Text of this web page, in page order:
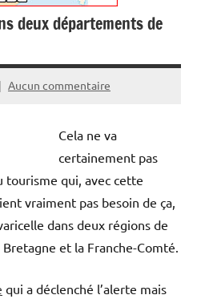
deux départements de
Aucun commentaire
Cela ne va
certainement pas
tourisme qui, avec cette
vraiment pas besoin de ça,
dans deux régions de
et la Franche-Comté.
qui a déclenché l’alerte mais